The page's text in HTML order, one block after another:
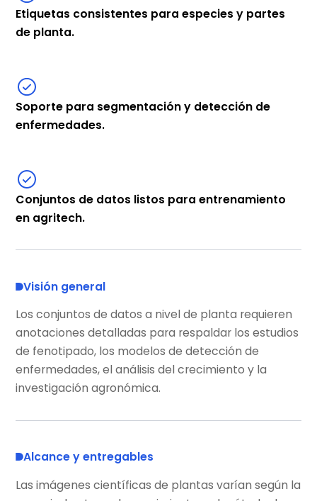
Etiquetas consistentes para especies y partes
de planta.
Soporte para segmentación y detección de
enfermedades.
Conjuntos de datos listos para entrenamiento
en agritech.
Visión general
Los conjuntos de datos a nivel de planta requieren
anotaciones detalladas para respaldar los estudios
de fenotipado, los modelos de detección de
enfermedades, el análisis del crecimiento y la
investigación agronómica.
Alcance y entregables
Las imágenes científicas de plantas varían según la